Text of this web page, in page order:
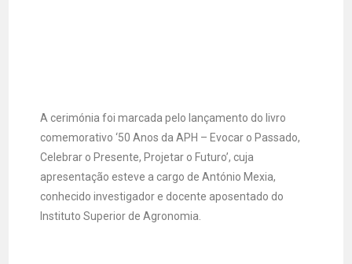
A cerimónia foi marcada pelo lançamento do livro
comemorativo ‘50 Anos da APH – Evocar o Passado,
Celebrar o Presente, Projetar o Futuro’, cuja
apresentação esteve a cargo de António Mexia,
conhecido investigador e docente aposentado do
Instituto Superior de Agronomia.